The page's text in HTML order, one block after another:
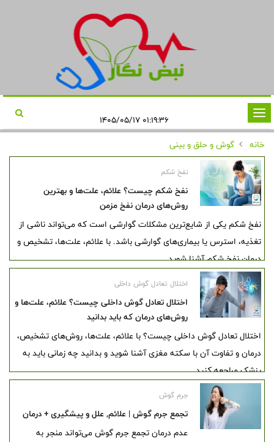
تغییر
وضعیت
ناوبری
خانه
گوش و حلق و بینی
نفخ شکم
نفخ شکم چیست؟ علائم، علت‌ها و بهترین
روش‌های درمان نفخ مزمن
نفخ شکم یکی از شایع‌ترین مشکلات گوارشی است که می‌تواند ناشی از
تغذیه، استرس یا بیماری‌های گوارشی باشد. با علائم، علت‌ها، تشخیص و
درمان نفخ شکم آشنا شوید.
اختلال تعادل گوش داخلی
اختلال تعادل گوش داخلی چیست؟ علائم، علت‌ها و
روش‌های درمان که باید بدانید
اختلال تعادل گوش داخلی چیست؟ با علائم، علت‌ها، روش‌های تشخیص،
درمان و تفاوت آن با سکته مغزی آشنا شوید و بدانید چه زمانی باید به
پزشک مراجعه کنید.
جرم گوش
تجمع جرم گوش | علائم, علل و پیشگیری + درمان
عدم درمان تجمع جرم گوش می‌تواند منجر به